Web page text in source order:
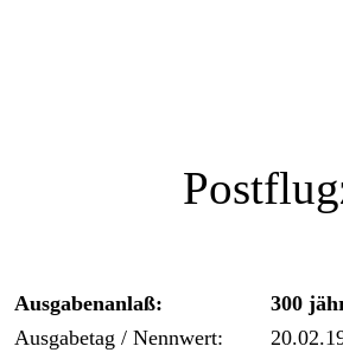
Ausgabenanlaß:
300
Ausgabetag / Nennwert: